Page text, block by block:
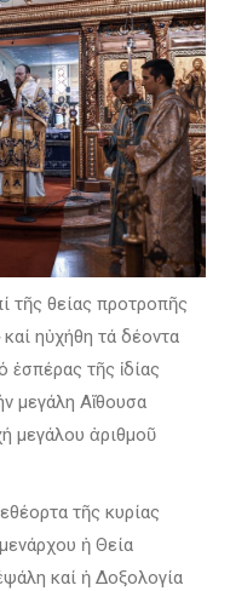
τῆς θείας προτροπῆς
καί ηὐχήθη τά δέοντα
ἑσπέρας τῆς ἰδίας
μεγάλη Αἴθουσα
μεγάλου ἀριθμοῦ
τῆς κυρίας
ἡ Θεία
καί ἡ Δοξολογία